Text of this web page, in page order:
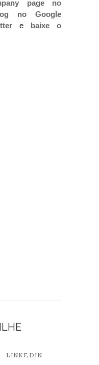
page no
no Google
e baixe o
LINKEDIN